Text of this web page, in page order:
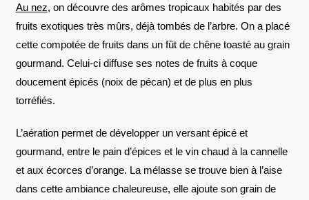
Au nez, on découvre des arômes tropicaux habités par des
fruits exotiques très mûrs, déjà tombés de l’arbre. On a placé
cette compotée de fruits dans un fût de chêne toasté au grain
gourmand. Celui-ci diffuse ses notes de fruits à coque
doucement épicés (noix de pécan) et de plus en plus
torréfiés.
L’aération permet de développer un versant épicé et
gourmand, entre le pain d’épices et le vin chaud à la cannelle
et aux écorces d’orange. La mélasse se trouve bien à l’aise
dans cette ambiance chaleureuse, elle ajoute son grain de